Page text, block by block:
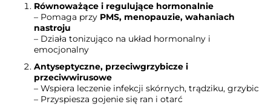
Równoważące i regulujące hormonalnie
– Pomaga przy PMS, menopauzie, wahaniach
nastroju
– Działa tonizująco na układ hormonalny i
emocjonalny
Antyseptyczne, przeciwgrzybicze i
przeciwwirusowe
– Wspiera leczenie infekcji skórnych, trądziku, grzybic
– Przyspiesza gojenie się ran i otarć